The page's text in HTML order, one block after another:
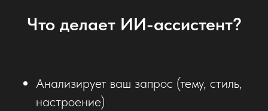
Что делает ИИ-ассистент?
Анализирует ваш запрос (тему, стиль,
настроение)